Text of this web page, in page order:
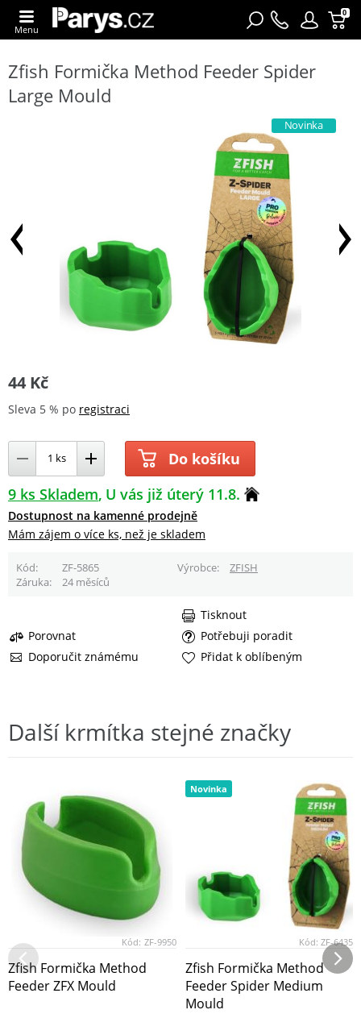
0
Menu
Zfish Formička Method Feeder Spider
Large Mould
Novinka
44 Kč
Sleva 5 % po registraci
Do košíku
9 ks Skladem U vás již úterý 11.8.
Dostupnost na kamenné prodejně
Mám zájem o více ks, než je skladem
Kód ZF-5865 Výrobce
ZFISH
Záruka
24 měsíců
Porovnat
Potřebuji poradit
Doporučit známému
Tisknout
Přidat k oblíbeným
Další krmítka stejné značky
Kód: ZF-9950
Zfish Formička Method
Feeder ZFX Mould
Novinka
Kód: ZF-6435
Zfish Formička Method
Feeder Spider Medium
Mould